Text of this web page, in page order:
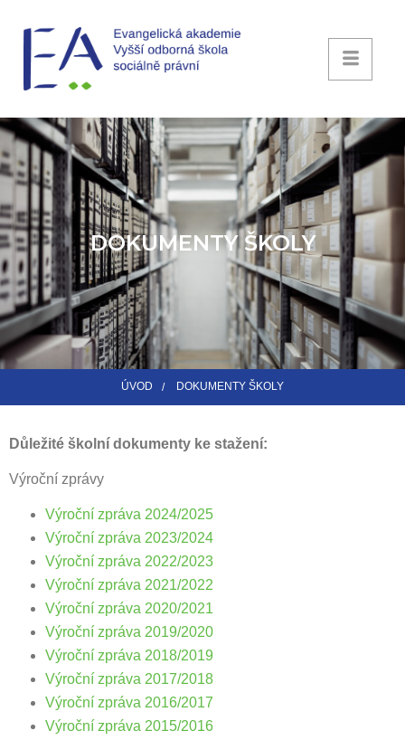
DOKUMENTY ŠKOLY
ÚVOD DOKUMENTY ŠKOLY
Důležité školní dokumenty ke stažení:
Výroční zprávy
Výroční zpráva 2024/2025
Výroční zpráva 2023/2024
Výroční zpráva 2022/2023
Výroční zpráva 2021/2022
Výroční zpráva 2020/2021
Výroční zpráva 2019/2020
Výroční zpráva 2018/2019
Výroční zpráva 2017/2018
Výroční zpráva 2016/2017
Výroční zpráva 2015/2016